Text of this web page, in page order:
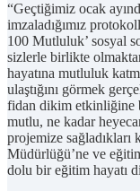
“Geçtiğimiz ocak
imzaladığımız
100 Mutluluk’ sosyal
sizlerle birlikte
hayatına mutluluk
ulaştığını görmek
fidan dikim etkinliğine
mutlu, ne kadar
projemize sağladıkları
Müdürlüğü’ne ve
dolu bir eğitim hayatı